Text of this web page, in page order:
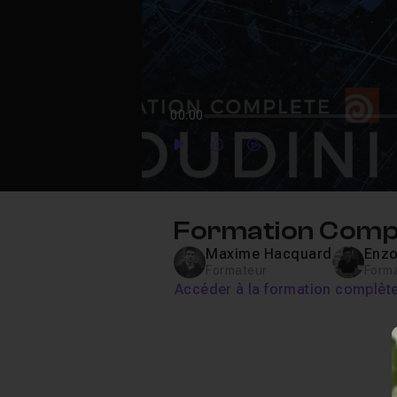
00:00
Play ForwardForward
Formation
Maxime Hacquard
Accéder à la formation